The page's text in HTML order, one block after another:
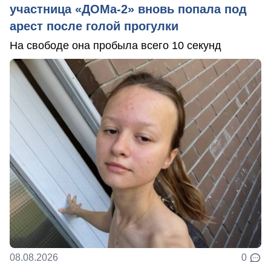
участница «ДОМа-2» вновь попала под
арест после голой прогулки
На свободе она пробыла всего 10 секунд
08.08.2026 0